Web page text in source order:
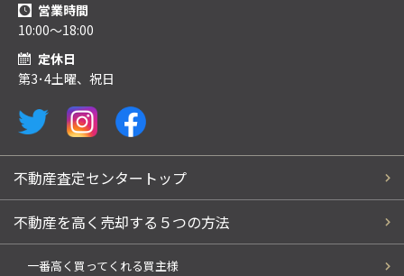
営業時間
10:00～18:00
定休日
第3･4土曜、祝日
不動産査定センタートップ
不動産を高く売却する５つの方法
一番高く買ってくれる買主様